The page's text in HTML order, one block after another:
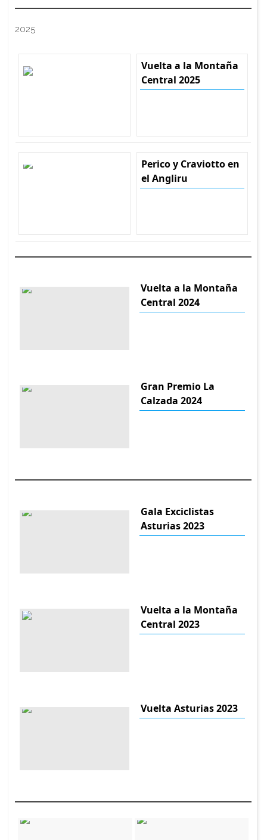
2025
Vuelta a la Montaña
Central 2025
Perico y Craviotto en
el Angliru
Vuelta a la Montaña
Central 2024
Gran Premio La
Calzada 2024
Gala Exciclistas
Asturias 2023
Vuelta a la Montaña
Central 2023
Vuelta Asturias 2023